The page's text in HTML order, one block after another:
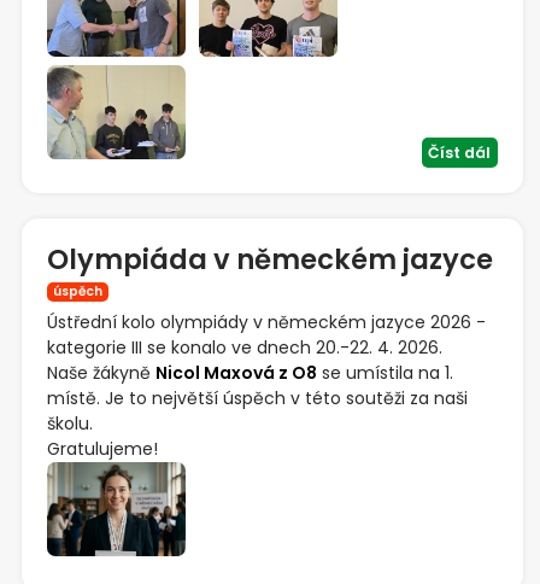
Číst dál
Olympiáda v německém jazyce
úspěch
Ústřední kolo olympiády v německém jazyce 2026 -
kategorie III se konalo ve dnech 20.-22. 4. 2026.
Naše žákyně Nicol Maxová z O8 se umístila na 1.
místě. Je to největší úspěch v této soutěži za naši
školu.
Gratulujeme!